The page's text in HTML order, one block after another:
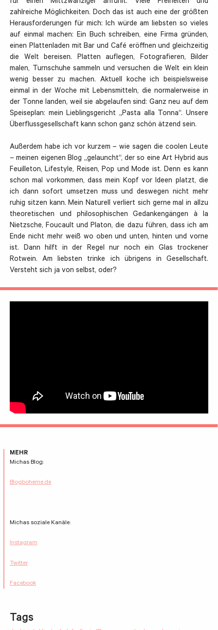
für einen Mittzwanziger anfühlt: Viele Freiheiten und
zahlreiche Möglichkeiten. Doch das ist auch eine der größten
Herausforderungen für mich: Ich würde am liebsten so vieles
auf einmal machen: Ein Buch schreiben, eine Firma gründen,
einen Plattenladen mit Bar und Café eröffnen und gleichzeitig
die Welt bereisen. Platten auflegen, Fotografieren, Bilder
malen, Turnschuhe sammeln und versuchen die Welt ein klein
wenig besser zu machen. Aktuell koche ich beispielsweise
einmal in der Woche mit Lebensmitteln, die normalerweise in
der Tonne landen, weil sie abgelaufen sind: Ganz neu auf dem
Speiseplan: mein Lieblingsgericht „Pasta alla Tonna“. Unsere
Überflussgesellschaft kann schon ganz schön ätzend sein.
Außerdem habe ich vor kurzem – wie sagen die coolen Leute
– meinen eigenen Blog „gelauncht“, der so eine Art Hybrid aus
Feuilleton, Lifestyle, Reisen, Pop und Mode ist. Denn es kann
schon mal vorkommen, dass mein Kopf vor Ideen platzt, die
ich dann sofort umsetzen muss und deswegen nicht mehr
ruhig sitzen kann. Mein Naturell verliert sich gerne mal in allzu
theoretischen und philosophischen Gedankengängen à la
Nietzsche, Foucault und Platon, die dazu führen, dass ich am
Ende nicht mehr weiß wo oben und unten, hinten und vorne
ist. Dann hilft in der Regel nur noch ein Glas trockener
Rotwein. Am liebsten trinke ich übrigens in Gesellschaft.
Versteht sich ja von selbst, oder?
MEHR
Michas Blog:
Blogboheme.de
Michas soziale Kanäle:
Instagram
Twitter
Facebook
Tags